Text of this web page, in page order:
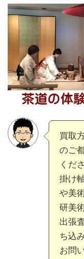
買取
のご
くだ
掛け
や美
研美
出張
ち込
お問